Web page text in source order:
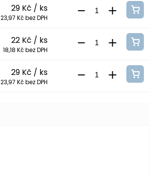
29 Kč / ks
23,97 Kč bez DPH
22 Kč / ks
18,18 Kč bez DPH
29 Kč / ks
23,97 Kč bez DPH